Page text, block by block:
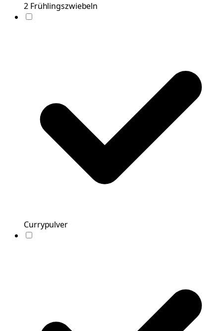
2 Frühlingszwiebeln
Currypulver